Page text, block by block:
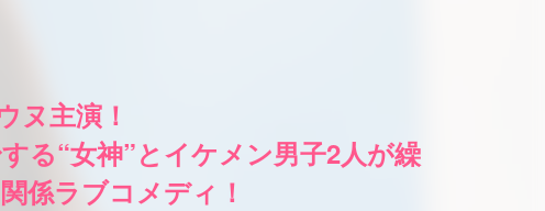
ヌ主演！
る“女神”とイケメン男子2人が繰
係ラブコメディ！